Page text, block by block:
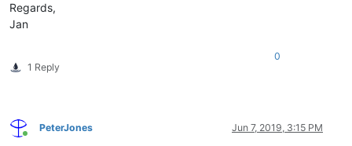
Regards,
Jan
1 Reply
0
Online
PeterJones Jun 7, 2019, 3:15 PM